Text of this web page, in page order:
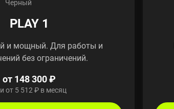
Черный
PLAY 1
и мощный. Для работы и
без ограничений.
от 148 300 ₽
от 5 512 ₽ в месяц